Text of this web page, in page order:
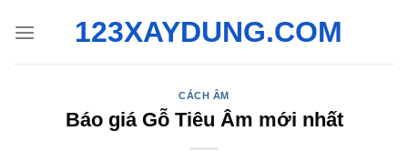
qua
123XAYDUNG.COM
CÁCH ÂM
Báo giá Gỗ Tiêu Âm mới nhất